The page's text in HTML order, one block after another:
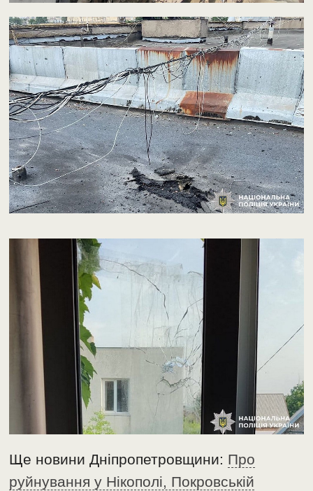
Ще новини Дніпропетровщини: Про
руйнування у Нікополі, Покровській